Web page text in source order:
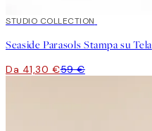
30%*
STUDIO COLLECTION
Seaside Parasols Stampa su Tela
Da 41,30 €59 €